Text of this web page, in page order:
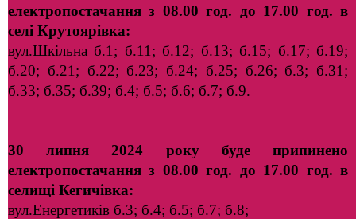
електропостачання з 08.00 год. до 17.00 год. в
селі Крутоярівка:
вул.Шкільна б.1; б.11; б.12; б.13; б.15; б.17; б.19;
б.20; б.21; б.22; б.23; б.24; б.25; б.26; б.3; б.31;
б.33; б.35; б.39; б.4; б.5; б.6; б.7; б.9.
30 липня 2024 року буде припинено
електропостачання з 08.00 год. до 17.00 год. в
селищі Кегичівка:
вул.Енергетиків б.3; б.4; б.5; б.7; б.8;